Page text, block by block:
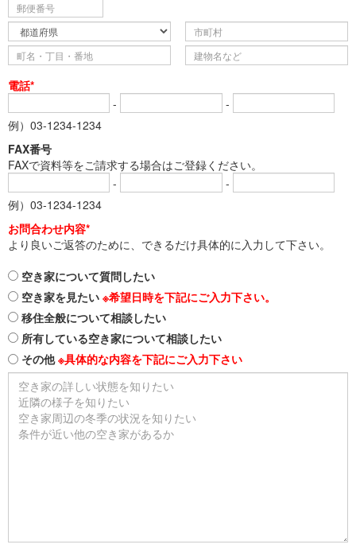
電話*
-
-
例）03-1234-1234
FAX番号
FAXで資料等をご請求する場合はご登録ください。
-
-
例）03-1234-1234
お問合わせ内容*
より良いご返答のために、できるだけ具体的に入力して下さい。
空き家について質問したい
空き家を見たい ※希望日時を下記にご入力下さい。
移住全般について相談したい
所有している空き家について相談したい
その他※具体的な内容を下記にご入力下さい